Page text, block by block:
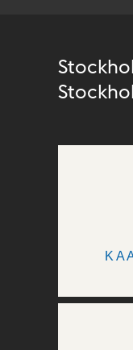
K A